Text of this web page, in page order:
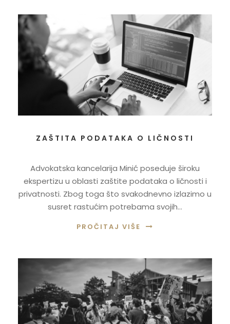
ZAŠTITA PODATAKA O LIČNOSTI
Advokatska kancelarija Minić poseduje široku
ekspertizu u oblasti zaštite podataka o ličnosti i
privatnosti. Zbog toga što svakodnevno izlazimo u
susret rastućim potrebama svojih...
PROČITAJ VIŠE